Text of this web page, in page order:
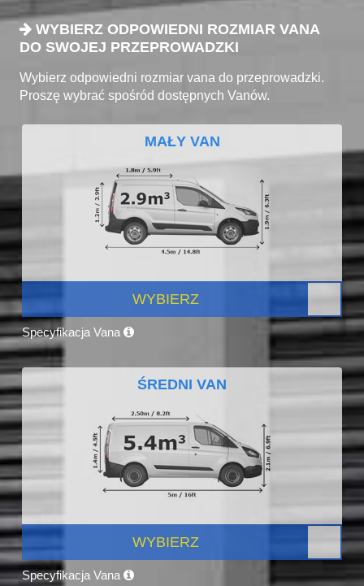
WYBIERZ ODPOWIEDNI ROZMIAR VANA
DO SWOJEJ PRZEPROWADZKI
Wybierz odpowiedni rozmiar vana do przeprowadzki.
Proszę wybrać spośród dostępnych Vanów.
MAŁY VAN
WYBIERZ
Specyfikacja Vana
ŚREDNI VAN
WYBIERZ
Specyfikacja Vana